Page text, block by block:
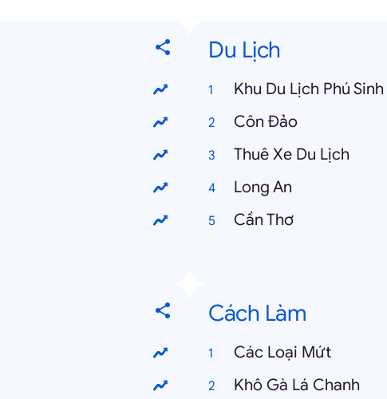
Du Lịch
Khu Du Lịch Phú Sinh
Côn Đảo
Thuê Xe Du Lịch
Long An
Cần Thơ
Cách Làm
Các Loại Mứt
Khô Gà Lá Chanh